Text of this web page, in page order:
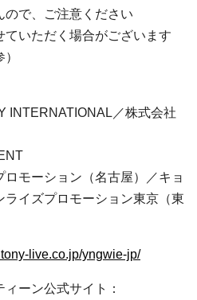
ので、ご注意ください
いただく場合がございます
INTERNATIONAL／株式会社
モーション（名古屋）／キョ
イズプロモーション東京（東
live.co.jp/yngwie-jp/
ーン公式サイト：